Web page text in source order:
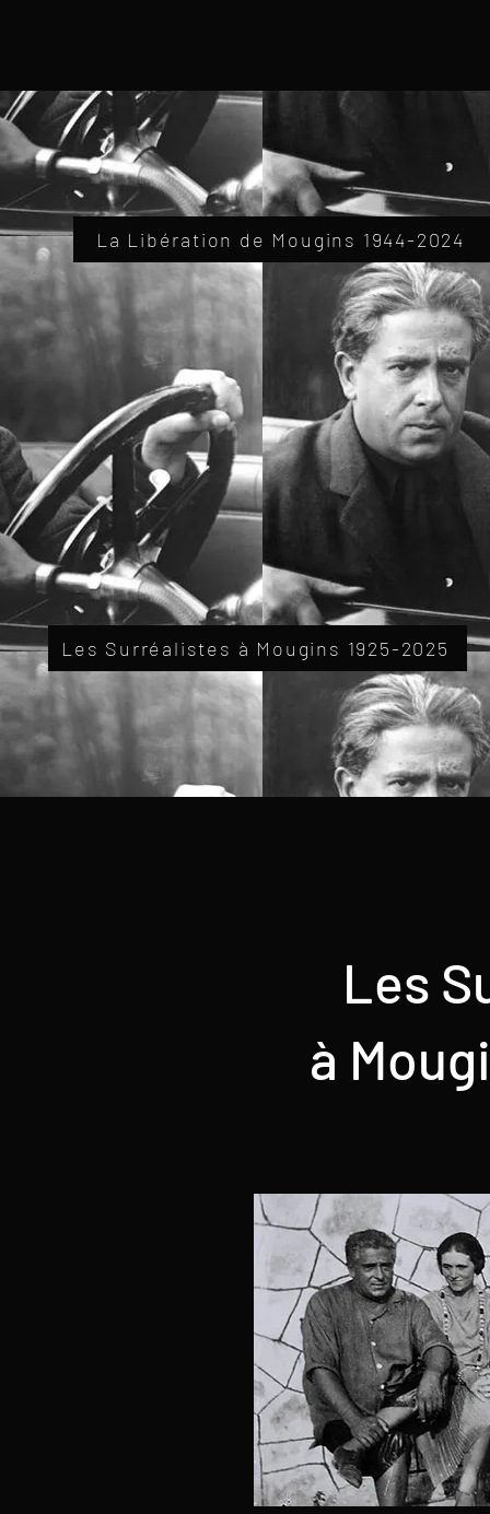
La Libération de Mougins 1944-2024
Les Surréalistes à Mougins 1925-2025
Les
à